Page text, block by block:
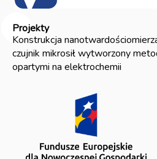
Projekty
Konstrukcja
czujnik mikrosił wytworzony
opartymi na elektrochemii